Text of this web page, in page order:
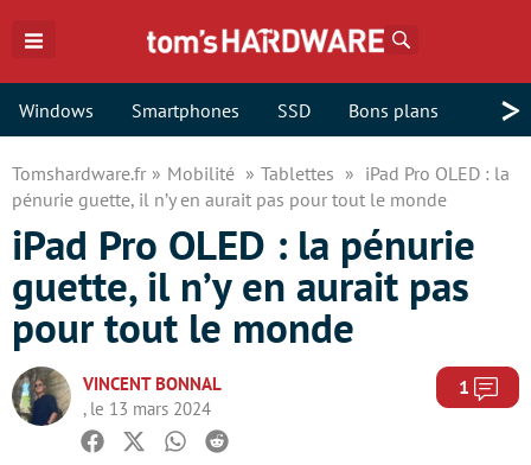
Windows Smartphones SSD Bons plans >
Tomshardware.fr Mobilité Tablettes
iPad Pro OLED : la
pénurie guette, il n’y en aurait pas pour tout le monde
iPad Pro OLED : la pénurie
guette, il n’y en aurait pas
pour tout le monde
VINCENT BONNAL
, le 13 mars 2024
1
Facebook
TwitterWhatsapp
Reddit